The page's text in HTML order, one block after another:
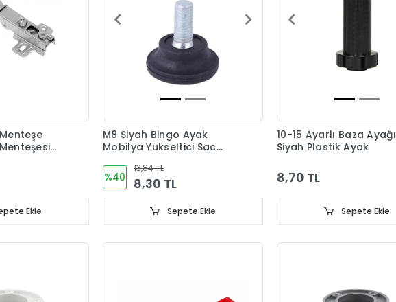
Ekle
M8 Siyah Bingo Ayak
Mobilya Yükseltici Sac
%40
13,84 TL
8,30 TL
Sepete Ekle
10-15 Ayarlı Baza Ayağı
Siyah Plastik Ayak
8,70 TL
Sepete Ekle